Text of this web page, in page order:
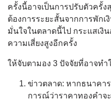
ครั้งนี้อาจเป็นการปรับตัวครั้
ต้องการระยะสั้นจากการพัก
มั่นใจในตลาดนี้ไป กระแสเงิ
ความเสี่ยงสูงอีกครั้ง
ให้จับตามอง 3 ปัจจัยที่อาจท
ข่าวตลาด: หากธนาคา
การณ์ว่าราคาทองคำจ